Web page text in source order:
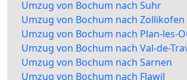
Umzug von Bochum nach Suhr
Umzug von Bochum nach Zollikofen
Umzug von Bochum nach Plan-les-
Umzug von Bochum nach Val-de-
Umzug von Bochum nach Sarnen
Umzug von Bochum nach Flawil